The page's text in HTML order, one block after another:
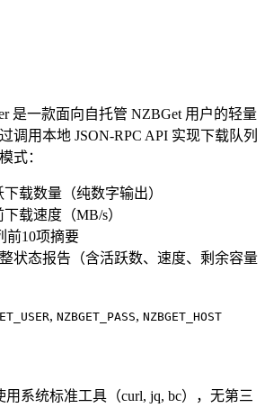
是一款面向自托管 NZBGet 用户的轻量
调用本地 JSON-RPC API 实现下载队列
式：
载数量（纯数字输出）
载速度（MB/s）
前10项摘要
状态报告（含活跃数、速度、剩余容量
, NZBGET_PASS, NZBGET_HOST
用系统标准工具（curl, jq, bc），无第三